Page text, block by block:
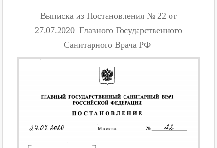
Выписка из Постановления № 22 от
27.07.2020 Главного Государственного
Санитарного Врача РФ